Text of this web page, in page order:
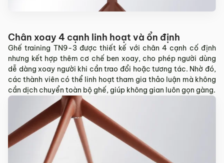
Chân xoay 4 cạnh linh hoạt và ổn định
Ghế training TN9-3 được thiết kế với chân 4 cạnh cố định
nhưng kết hợp thêm cơ chế ben xoay, cho phép người dùng
dễ dàng xoay người khi cần trao đổi hoặc tương tác. Nhờ đó,
các thành viên có thể linh hoạt tham gia thảo luận mà không
cần dịch chuyển toàn bộ ghế, giúp không gian luôn gọn gàng.